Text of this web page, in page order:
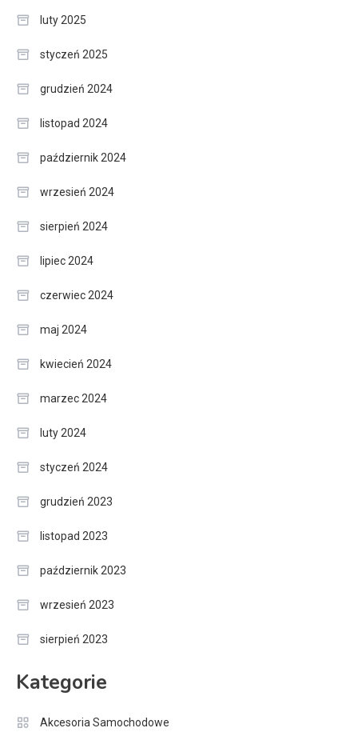
luty 2025
styczeń 2025
grudzień 2024
listopad 2024
październik 2024
wrzesień 2024
sierpień 2024
lipiec 2024
czerwiec 2024
maj 2024
kwiecień 2024
marzec 2024
luty 2024
styczeń 2024
grudzień 2023
listopad 2023
październik 2023
wrzesień 2023
sierpień 2023
Kategorie
Akcesoria Samochodowe